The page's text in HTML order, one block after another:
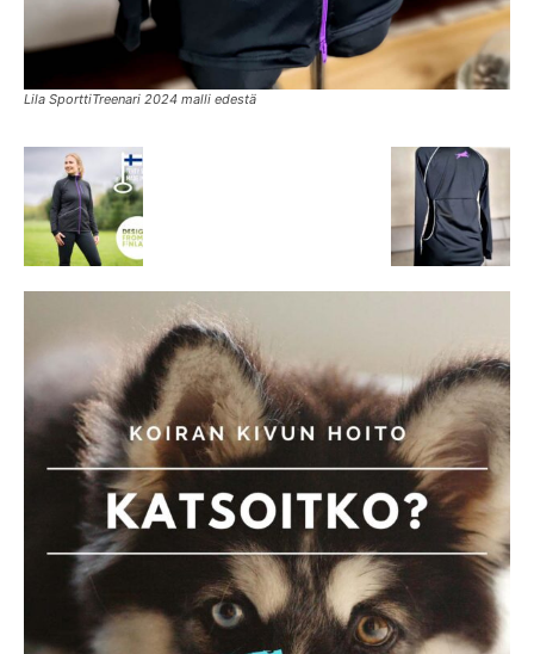
Lila SporttiTreenari 2024 malli edestä